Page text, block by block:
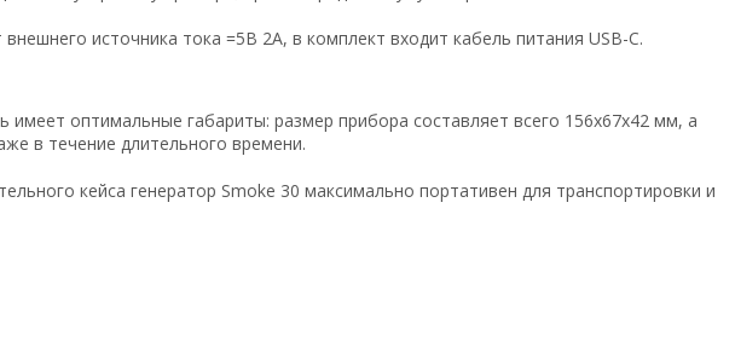
источника тока =5В 2А, в комплект входит кабель питания USB-C.
оптимальные габариты: размер прибора составляет всего 156х67х42 мм, а
в течение длительного времени.
кейса генератор Smoke 30 максимально портативен для транспортировки и